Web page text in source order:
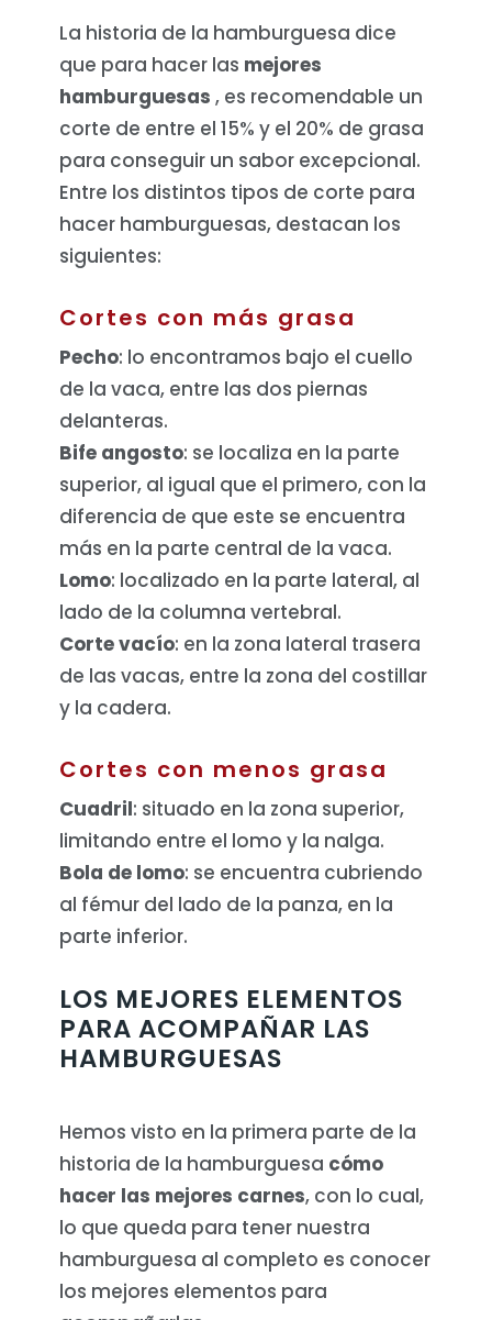
La historia de la hamburguesa dice
que para hacer las mejores
hamburguesas , es recomendable un
corte de entre el 15% y el 20% de grasa
para conseguir un sabor excepcional.
Entre los distintos tipos de corte para
hacer hamburguesas, destacan los
siguientes:
Cortes con más grasa
Pecho: lo encontramos bajo el cuello
de la vaca, entre las dos piernas
delanteras.
Bife angosto: se localiza en la parte
superior, al igual que el primero, con la
diferencia de que este se encuentra
más en la parte central de la vaca.
Lomo: localizado en la parte lateral, al
lado de la columna vertebral.
Corte vacío: en la zona lateral trasera
de las vacas, entre la zona del costillar
y la cadera.
Cortes con menos grasa
Cuadril: situado en la zona superior,
limitando entre el lomo y la nalga.
Bola de lomo: se encuentra cubriendo
al fémur del lado de la panza, en la
parte inferior.
LOS MEJORES ELEMENTOS
PARA ACOMPAÑAR LAS
HAMBURGUESAS
Hemos visto en la primera parte de la
historia de la hamburguesa cómo
hacer las mejores carnes, con lo cual,
lo que queda para tener nuestra
hamburguesa al completo es conocer
los mejores elementos para